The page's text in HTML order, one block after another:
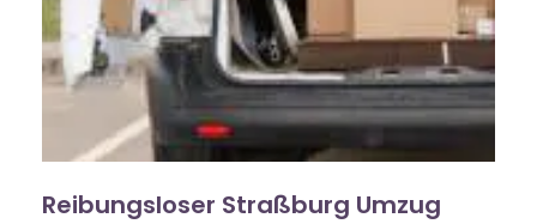
Reibungsloser Straßburg Umzug